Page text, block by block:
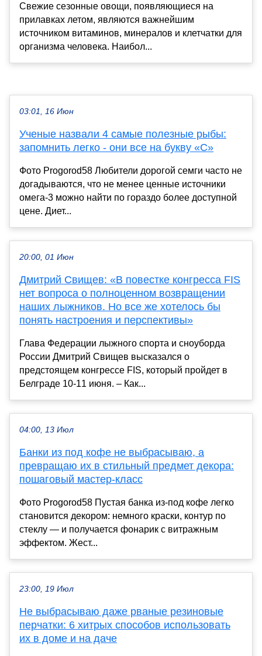
Свежие сезонные овощи, появляющиеся на
прилавках летом, являются важнейшим
источником витаминов, минералов и клетчатки для
организма человека. Наибол...
03:01, 16 Июн
Ученые назвали 4 самые полезные рыбы:
запомнить легко - они все на букву «С»
Фото Progorod58 Любители дорогой семги часто не
догадываются, что не менее ценные источники
омега-3 можно найти по гораздо более доступной
цене. Диет...
20:00, 01 Июн
Дмитрий Свищев: «В повестке конгресса FIS
нет вопроса о полноценном возвращении
наших лыжников. Но все же хотелось бы
понять настроения и перспективы»
Глава Федерации лыжного спорта и сноуборда
России Дмитрий Свищев высказался о
предстоящем конгрессе FIS, который пройдет в
Белграде 10-11 июня. – Как...
04:00, 13 Июл
Банки из под кофе не выбрасываю, а
превращаю их в стильный предмет декора:
пошаговый мастер-класс
Фото Progorod58 Пустая банка из-под кофе легко
становится декором: немного краски, контур по
стеклу — и получается фонарик с витражным
эффектом. Жест...
23:00, 19 Июл
Не выбрасываю даже рваные резиновые
перчатки: 6 хитрых способов использовать
их в доме и на даче